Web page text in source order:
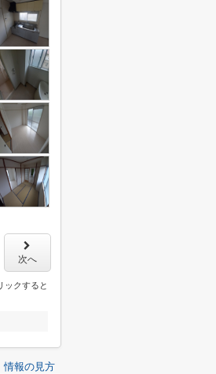
次へ
ックすると
情報の見方